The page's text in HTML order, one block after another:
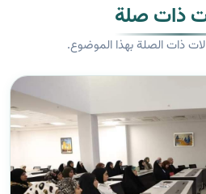
ذات صلة
ذات الصلة بهذا الموضوع.